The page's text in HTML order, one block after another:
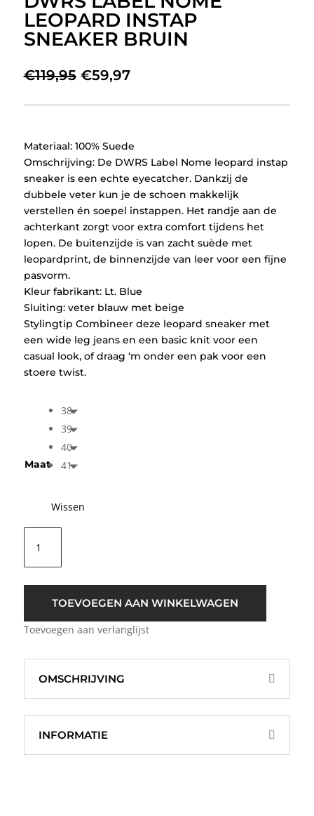
LEOPARD INSTAP
SNEAKER BRUIN
€119,95 Oorspronkelijke
was:
€59,97Huidige
is:
Materiaal: 100% Suede
Omschrijving: De DWRS Label Nome leopard instap
sneaker is een echte eyecatcher. Dankzij de
dubbele veter kun je de schoen makkelijk
verstellen én soepel instappen. Het randje aan de
achterkant zorgt voor extra comfort tijdens het
lopen. De buitenzijde is van zacht suède met
leopardprint, de binnenzijde van leer voor een fijne
pasvorm.
Kleur fabrikant: Lt. Blue
Sluiting: veter blauw met beige
Stylingtip Combineer deze leopard sneaker met
een wide leg jeans en een basic knit voor een
casual look, of draag ‘m onder een pak voor een
stoere twist.
Maat
38
39
40
41
Wissen
Label
Nome
Leopard
Instap
Bruin
TOEVOEGEN AAN WINKELWAGEN
Toevoegen aan verlanglijst
OMSCHRIJVING
INFORMATIE